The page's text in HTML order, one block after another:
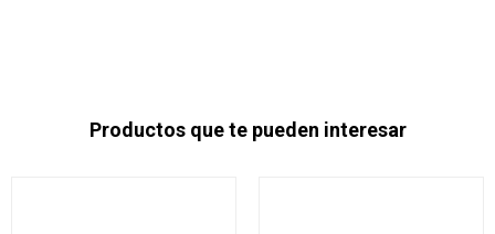
Productos que te pueden interesar